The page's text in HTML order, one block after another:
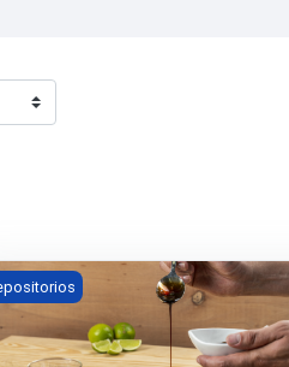
Tecnología en Gestión